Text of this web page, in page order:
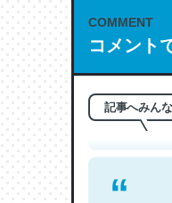
COMMENT
コメント
記事へみん
これは名
もお勧め
翻訳文体